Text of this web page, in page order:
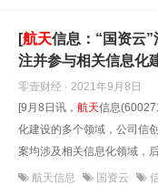
[航天信息：“国资云
注并参与相关信息化
零壹财经 · 2021年9月8日
[9月8日讯， 航天信息
化建设的多个领域，公司信
案均涉及相关信息化领域，
航天信息 国资云